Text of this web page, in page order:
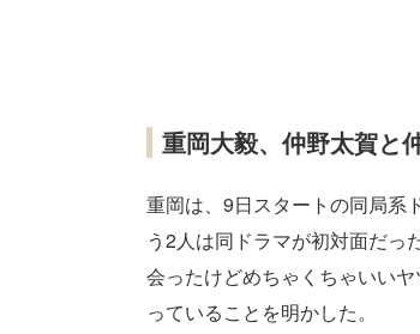
重岡大毅、仲野太賀と
重岡は、9日スタートの同局系
う2人は同ドラマが初対面だ
会ったけどめちゃくちゃいい
っていることを明かした。